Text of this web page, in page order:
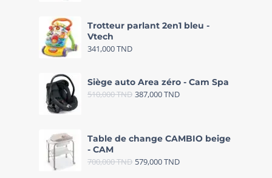
Trotteur parlant 2en1 bleu -
Vtech
341,000TND
Siège auto Area zéro - Cam Spa
510,000TND 387,000TND
Table de change CAMBIO beige
- CAM
700,000TND 579,000TND